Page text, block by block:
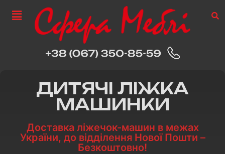
ДИТЯЧІ ЛІЖКА
МАШИНКИ
Доставка ліжечок-машин в межах
України, до відділення Нової Пошти –
Безкоштовно!